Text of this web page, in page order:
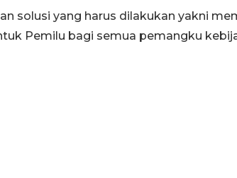
solusi yang harus dilakukan yakni
Pemilu bagi semua pemangku